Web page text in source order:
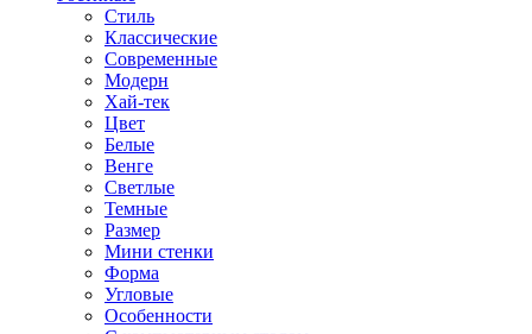
Стиль
Классические
Современные
Модерн
Хай-тек
Цвет
Белые
Венге
Светлые
Темные
Размер
Мини стенки
Форма
Угловые
Особенности